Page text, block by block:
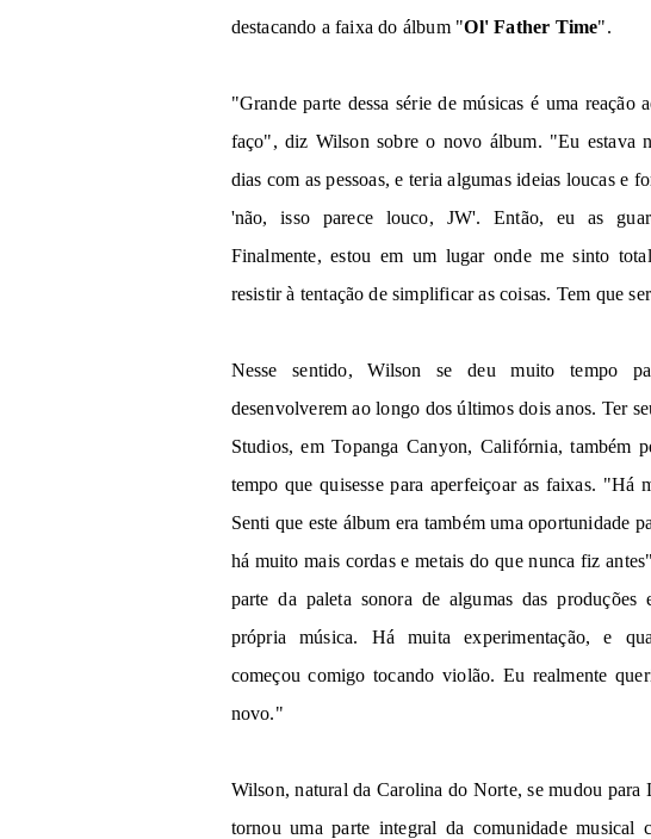
destacando a faixa do álbum "Ol' Father Time".
"Grande parte dessa série de músicas é uma reação
faço", diz Wilson sobre o novo álbum. "Eu estava
dias com as pessoas, e teria algumas ideias loucas e
'não, isso parece louco, JW'. Então, eu as
Finalmente, estou em um lugar onde me sinto
resistir à tentação de simplificar as coisas. Tem que
Nesse sentido, Wilson se deu muito tempo
desenvolverem ao longo dos últimos dois anos. Ter
Studios, em Topanga Canyon, Califórnia, também
tempo que quisesse para aperfeiçoar as faixas. "Há
Senti que este álbum era também uma oportunidade
há muito mais cordas e metais do que nunca fiz
parte da paleta sonora de algumas das produções
própria música. Há muita experimentação, e
começou comigo tocando violão. Eu realmente
novo."
Wilson, natural da Carolina do Norte, se mudou para
tornou uma parte integral da comunidade musical